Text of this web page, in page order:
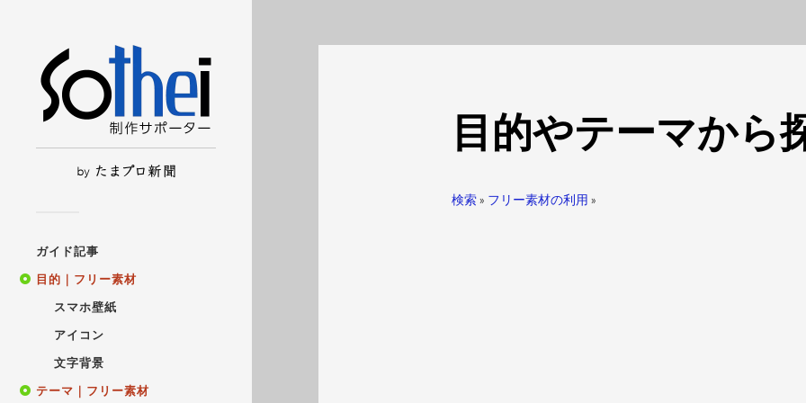
ガイド記事
目的｜フリー素材
スマホ壁紙
アイコン
文字背景
テーマ｜フリー素材
目的やテーマから
検索» フリー素材の利用 »